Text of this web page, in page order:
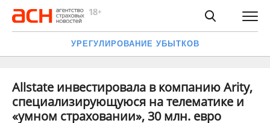
УРЕГУЛИРОВАНИЕ УБЫТКОВ
Allstate инвестировала в компанию Arity,
специализирующуюся на телематике и
«умном страховании», 30 млн. евро